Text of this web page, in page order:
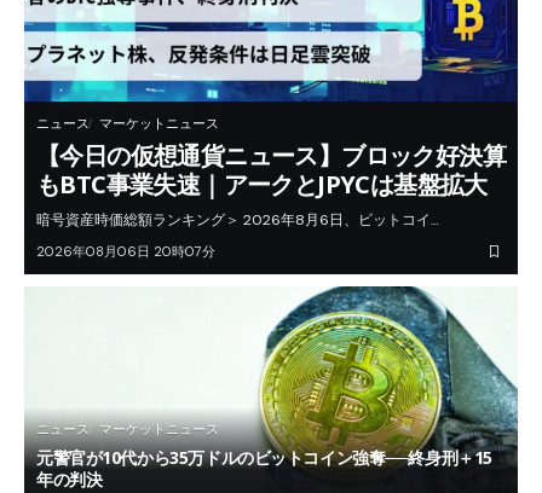
ニュース マーケットニュース
【今日の仮想通貨ニュース】ブロック好決算
もBTC事業失速｜アークとJPYCは基盤拡大
暗号資産時価総額ランキング＞ 2026年8月6日、ビットコイ…
2026年08月06日 20時07分
ニュース マーケットニュース
元警官が10代から35万ドルのビットコイン強奪──終身刑＋15
年の判決